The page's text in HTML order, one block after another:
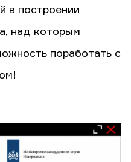
в построении
над которым
поработать с